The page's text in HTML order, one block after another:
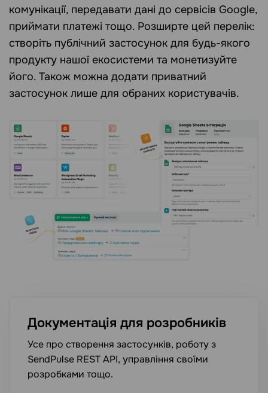
комунікації, передавати дані до сервісів Google,
приймати платежі тощо. Розширте цей перелік:
створіть публічний застосунок для будь-якого
продукту нашої екосистеми та монетизуйте
його. Також можна додати приватний
застосунок лише для обраних користувачів.
Документація для розробників
Усе про створення застосунків, роботу з
SendPulse REST API, управління своїми
розробками тощо.